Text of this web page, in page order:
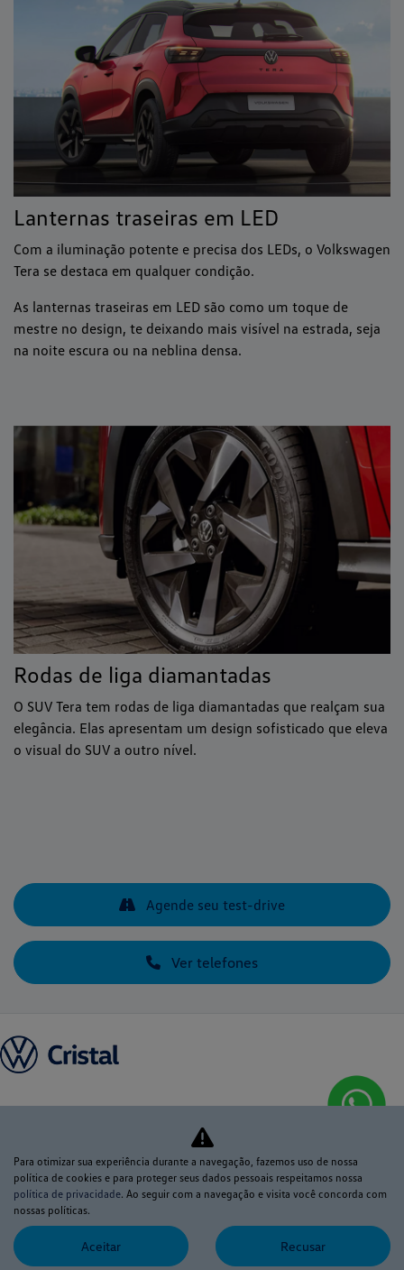
Lanternas traseiras em LED
Com a iluminação potente e precisa dos LEDs, o Volkswagen
Tera se destaca em qualquer condição.
As lanternas traseiras em LED são como um toque de
mestre no design, te deixando mais visível na estrada, seja
na noite escura ou na neblina densa.
Rodas de liga diamantadas
O SUV Tera tem rodas de liga diamantadas que realçam sua
elegância. Elas apresentam um design sofisticado que eleva
o visual do SUV a outro nível.
Ver telefones
Agende seu test-drive
Mapa do site
Política de privacidade
CRISTAL MOTORS COMERCIO DE SERVICOS LTDA
Para otimizar sua experiência durante a navegação, fazemos uso de nossa
política de cookies e para proteger seus dados pessoais respeitamos nossa
política de privacidade. Ao seguir com a navegação e visita você concorda com
nossas políticas.
Aceitar Recusar